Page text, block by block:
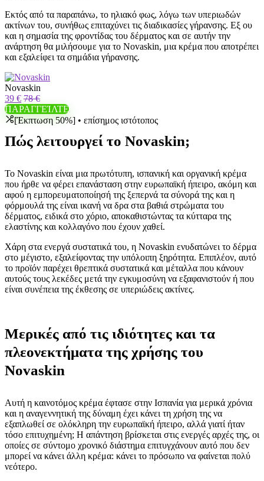
Εκτός από τα παραπάνω, το ηλιακό φως, λόγω των υπεριωδών
ακτίνων του, συνήθως επιταχύνει τις διαδικασίες γήρανσης. Εξ ου
και η σημασία της φροντίδας του δέρματος και σε αυτήν την
ανάρτηση θα μιλήσουμε για το Novaskin, μια κρέμα που αποτρέπει
και εξαλείφει τα σημάδια γήρανσης.
Novaskin
39 € 78 €
ΠΑΡΑΓΓΕΊΛΤΕ
[Έκπτωση 50%] • επίσημος ιστότοπος
Πώς λειτουργεί το Novaskin;
Το Novaskin είναι μια πρωτότυπη, ισπανική και οργανική κρέμα
που ήρθε να φέρει επανάσταση στην ευρωπαϊκή ήπειρο, ακόμη και
αφού η εμπορευματοποίησή της ξεπερνά τα σύνορά της και η
φόρμουλά της είναι ικανή να δρα στα βαθιά στρώματα του
δέρματος, ειδικά στο χόριο, αποκαθιστώντας τα κύτταρα της
ελαστίνης και κολλαγόνο που έχουν χαθεί.
Χάρη στα ενεργά συστατικά του, η Novaskin ενυδατώνει το δέρμα
στο μέγιστο, εξαλείφοντας την υπόλοιπη ξηρότητα. Επιπλέον, αυτό
το προϊόν παρέχει θρεπτικά συστατικά και μέταλλα που κάνουν
αυτούς τους λεκέδες μετά την εγκυμοσύνη να εξαφανιστούν ή που
είναι συνέπεια της έκθεσης σε υπεριώδεις ακτίνες.
Μερικές από τις ιδιότητες και τα
πλεονεκτήματα της χρήσης του
Novaskin
Αυτή η καινοτόμος κρέμα έφτασε στην Ισπανία για μερικά χρόνια
και η αναγεννητική της δύναμη έχει κάνει τη χρήση της να
εξαπλωθεί σε ολόκληρη την ευρωπαϊκή ήπειρο, αλλά γιατί ήταν
τόσο επιτυχημένη; Η απάντηση βρίσκεται στις ενεργές αρχές της, οι
οποίες σε σύντομο χρονικό διάστημα επιτυγχάνουν αυτό που δεν
μπορεί να κάνει άλλη κρέμα: κάνει το πρόσωπο να φαίνεται πολύ
νεότερο.